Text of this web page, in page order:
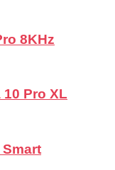
8KHz
Pro XL